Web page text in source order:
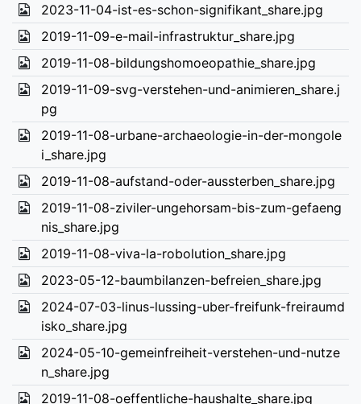
2023-11-04-ist-es-schon-signifikant_share.jpg
2019-11-09-e-mail-infrastruktur_share.jpg
2019-11-08-bildungshomoeopathie_share.jpg
2019-11-09-svg-verstehen-und-animieren_share.j
pg
2019-11-08-urbane-archaeologie-in-der-mongole
i_share.jpg
2019-11-08-aufstand-oder-aussterben_share.jpg
2019-11-08-ziviler-ungehorsam-bis-zum-gefaeng
nis_share.jpg
2019-11-08-viva-la-robolution_share.jpg
2023-05-12-baumbilanzen-befreien_share.jpg
2024-07-03-linus-lussing-uber-freifunk-freiraumd
isko_share.jpg
2024-05-10-gemeinfreiheit-verstehen-und-nutze
n_share.jpg
2019-11-08-oeffentliche-haushalte_share.jpg